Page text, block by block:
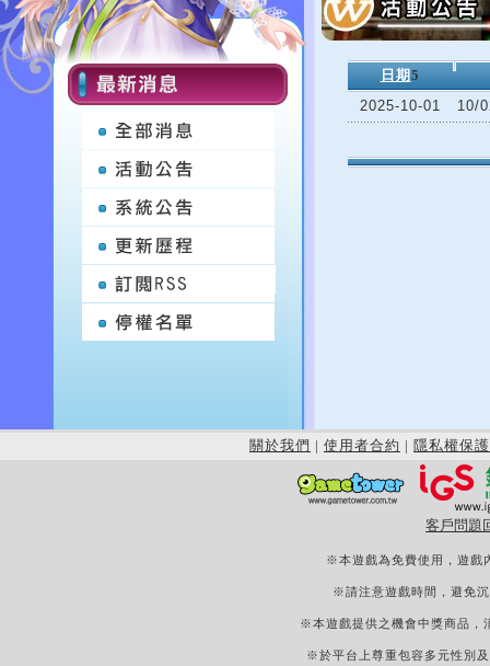
日期 5
2025-10-01
10/
關於我們 | 使用者合約 | 隱私權保護
客戶問題
※本遊戲為免費使用，遊戲
※請注意遊戲時間，避免
※本遊戲提供之機會中獎商品，
※於平台上尊重包容多元性別